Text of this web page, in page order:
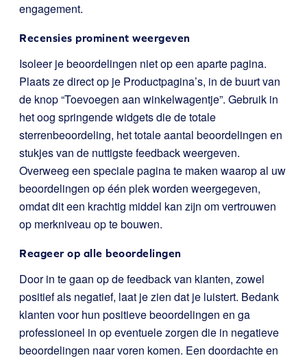
engagement.
Recensies prominent weergeven
Isoleer je beoordelingen niet op een aparte pagina.
Plaats ze direct op je Productpagina’s, in de buurt van
de knop “Toevoegen aan winkelwagentje”. Gebruik in
het oog springende widgets die de totale
sterrenbeoordeling, het totale aantal beoordelingen en
stukjes van de nuttigste feedback weergeven.
Overweeg een speciale pagina te maken waarop al uw
beoordelingen op één plek worden weergegeven,
omdat dit een krachtig middel kan zijn om vertrouwen
op merkniveau op te bouwen.
Reageer op alle beoordelingen
Door in te gaan op de feedback van klanten, zowel
positief als negatief, laat je zien dat je luistert. Bedank
klanten voor hun positieve beoordelingen en ga
professioneel in op eventuele zorgen die in negatieve
beoordelingen naar voren komen. Een doordachte en